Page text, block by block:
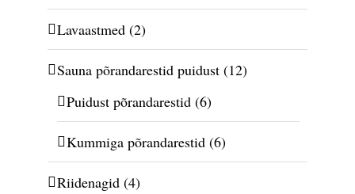
Lavaastmed (2)
Sauna põrandarestid puidust (12)
Puidust põrandarestid (6)
Kummiga põrandarestid (6)
Riidenagid (4)